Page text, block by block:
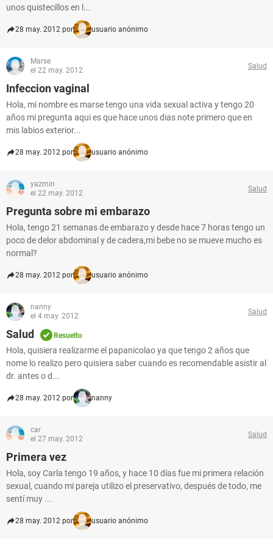
unos quistecillos en l...
28 may. 2012 por usuario anónimo
Marse
el 22 may. 2012
Salud
Infeccion vaginal
Hola, mi nombre es marse tengo una vida sexual activa y tengo 20
años mi pregunta aqui es que hace unos dias note primero que en
mis labios exterior...
28 may. 2012 por usuario anónimo
yazmin
el 22 may. 2012
Salud
Pregunta sobre mi embarazo
Hola, tengo 21 semanas de embarazo y desde hace 7 horas tengo un
poco de delor abdominal y de cadera,mi bebe no se mueve mucho es
normal?
28 may. 2012 por usuario anónimo
nanny
el 4 may. 2012
Salud
Salud Resuelto
Hola, quisiera realizarme el papanicolao ya que tengo 2 años que
nome lo realizo pero quisiera saber cuando es recomendable asistir al
dr. antes o d...
28 may. 2012 por nanny
car
el 27 may. 2012
Salud
Primera vez
Hola, soy Carla tengo 19 años, y hace 10 días fue mi primera relación
sexual, cuando mi pareja utilizo el preservativo, después de todo, me
sentí muy ...
28 may. 2012 por usuario anónimo